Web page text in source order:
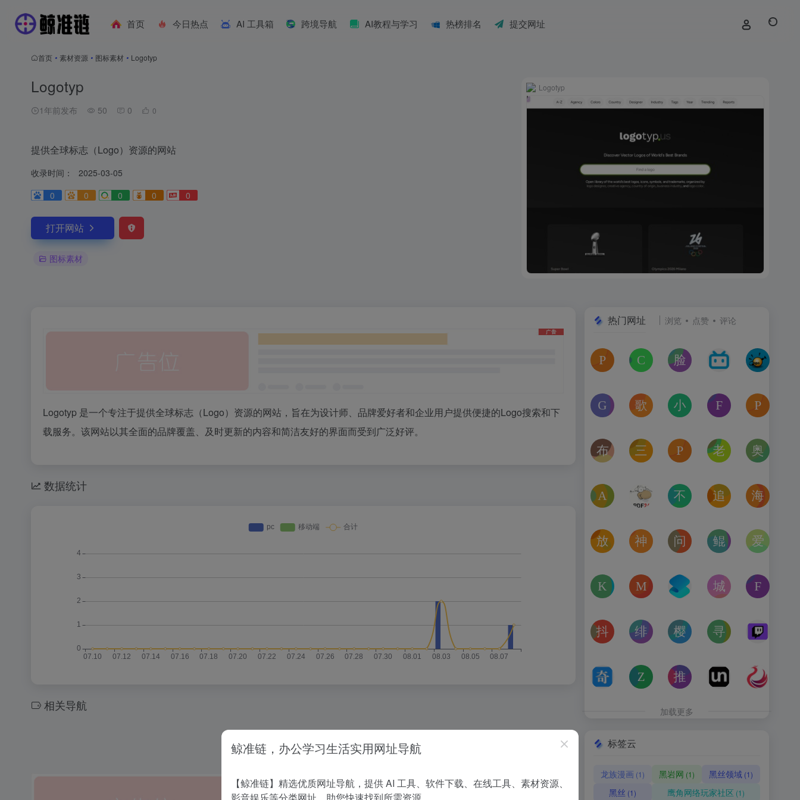
首页 今日热点 AI 工具箱 跨境导航 AI教程与学习 热榜排名 提交网址
首页 • 素材资源 • 图标素材 • Logotyp
Logotyp
1年前发布 50 0 0
提供全球标志（Logo）资源的网站
收录时间：
2025-03-05
0
0 0 0 0
打开网站
图标素材
Logotyp
Logotyp 是一个专注于提供全球标志（Logo）资源的网站，旨在为设计师、品牌爱好者和企业用户提供便捷的Logo搜索和下
载服务。该网站以其全面的品牌覆盖、及时更新的内容和简洁友好的界面而受到广泛好评。
数据统计
相关导航
没有相关内容!
热门网址 浏览 点赞 评论
Picrew
在线头像制作工具，允许用户通过捏脸、自定义角色形
CurseForge
CurseForge 是全球最大的游戏MOD模组
脸书(Facebook)
社交网络服务网站,,美国排名第
哔哩哔哩漫画
哔哩哔哩正版漫画
gogalgame绅士天堂
提供恋爱模拟游戏（Galgame）及相关资源的网站
歌曲宝
mp3歌曲免费下载网站
小爱同学
一款基于语音交互的人工智能
Fandom后室
Fandom后室（
布布影视
专业免费观影平台，提供最新最快的视频分享数据，高
三宫六院
模拟人生3D模型绘图设计原创模组交流平台
PixAI
PixAI是一款专注于动漫艺术生
老男人游戏网
老男人游戏网（
Aconvert
支持多种文件类型的转换，包括PDF、文档、电子书、
PDF24 Tools: 免费PDF工具箱
PDF24作为一款完全免费的PDF工具箱，
不死鸟
专注分享优质资源
追影猫
影视聚合搜索
放屁音乐网
在线免费下载全网MP3付费歌曲
神仙代售
神仙代售，专注于游戏账号交易平台多年
问卷星
免费使用问卷星创建问卷调查
鲲Galgame论坛
一个专注于二次元
kagurafan
游戏补丁分享网站
MCBBS
MCBBS我的世界中文论坛官网入口
转换云
转换云（
城市交通健康榜
高德地图中国主要
抖音课堂
抖音旗下综合学习平台，覆盖抖音、今日头条、西瓜视
绯月论坛
绯月是一个以动漫、游戏、音乐、绘画等为
樱之空动漫
樱之空动漫是一个专为动漫爱
寻宝天行
完美世界官方授权
奇书网
TXT电子书免费下载,TXT全集下载,小说TXT下载,全本完
Zoom Earth
Zoom Earth风暴追踪器，实时天气和卫星图
推次元
推次元a2cy.com(T站)是以
Unblast – 免费
Unblast是免费设
加载更多
标签云
龙族漫画 (1) 黑岩网 (1) 黑丝领域 (1)
黑丝 (1) 鹰角网络玩家社区 (1)
鲸准链，办公学习生活实用网址导航
【鲸准链】精选优质网址导航，提供 AI 工具、软件下载、在线工具、素材资源、
影音娱乐等分类网址，助您快速找到所需资源。